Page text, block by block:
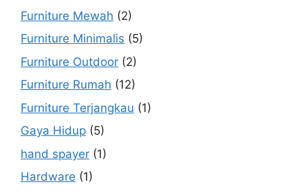
Furniture Mewah (2)
Furniture Minimalis (5)
Furniture Outdoor (2)
Furniture Rumah (12)
Furniture Terjangkau (1)
Gaya Hidup (5)
hand spayer (1)
Hardware (1)